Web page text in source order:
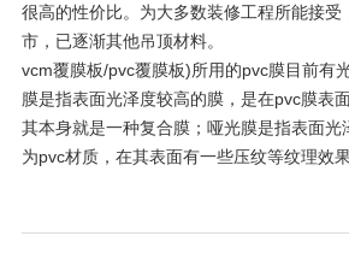
很高的性价比。为大多数装修工程所能接受
市，已逐渐其他吊顶材料。
vcm覆膜板/pvc覆膜板)所用的pvc膜目前有
膜是指表面光泽度较高的膜，是在pvc膜表
其本身就是一种复合膜；哑光膜是指表面光
为pvc材质，在其表面有一些压纹等纹理效果